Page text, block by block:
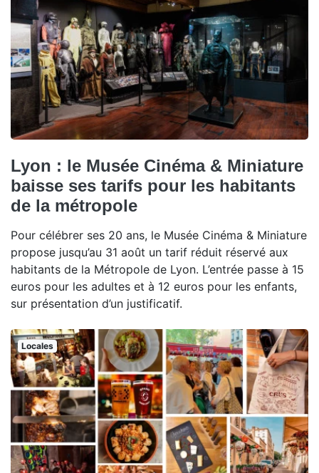
Lyon : le Musée Cinéma & Miniature
baisse ses tarifs pour les habitants
de la métropole
Pour célébrer ses 20 ans, le Musée Cinéma & Miniature
propose jusqu’au 31 août un tarif réduit réservé aux
habitants de la Métropole de Lyon. L’entrée passe à 15
euros pour les adultes et à 12 euros pour les enfants,
sur présentation d’un justificatif.
Locales